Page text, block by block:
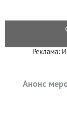
Реклама:
Анонс